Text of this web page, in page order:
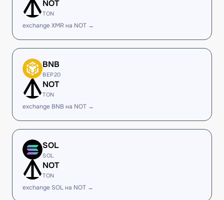
NOT
TON
exchange XMR на NOT →
BNB
BEP20
NOT
TON
exchange BNB на NOT →
SOL
SOL
NOT
TON
exchange SOL на NOT →